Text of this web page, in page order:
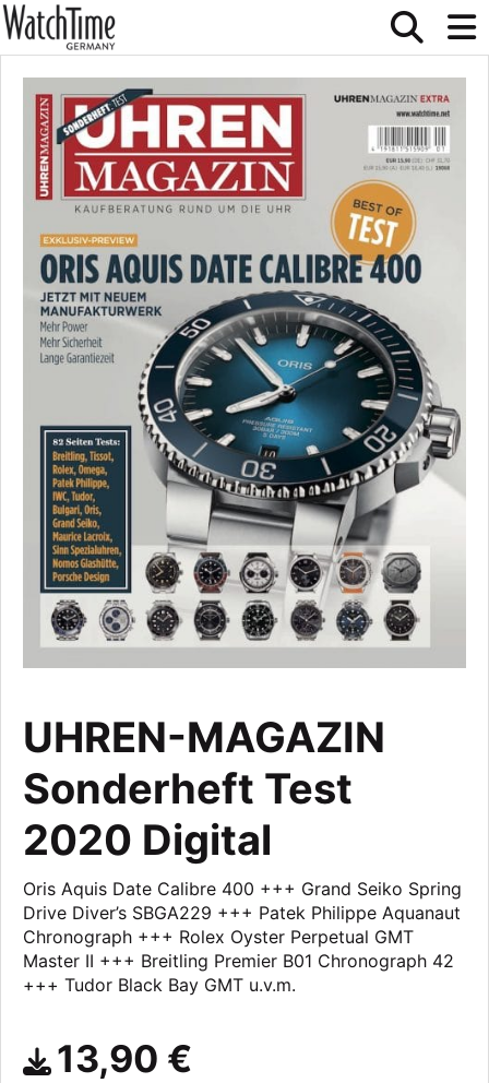
UHREN-MAGAZIN
Sonderheft Test
2020 Digital
Oris Aquis Date Calibre 400 +++ Grand Seiko Spring
Drive Diver’s SBGA229 +++ Patek Philippe Aquanaut
Chronograph +++ Rolex Oyster Perpetual GMT
Master II +++ Breitling Premier B01 Chronograph 42
+++ Tudor Black Bay GMT u.v.m.
13,90 €